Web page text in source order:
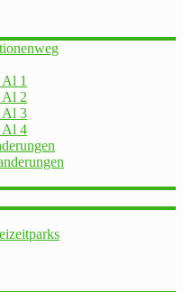
1
Al 2
Al 3
Al 4